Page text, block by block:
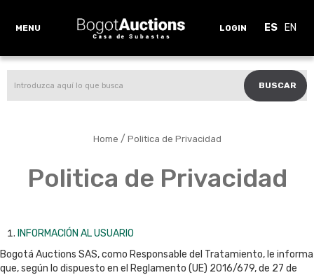
MENU LOGIN ES EN
BUSCAR
Home / Politica de Privacidad
Politica de Privacidad
INFORMACIÓN AL USUARIO
Bogotá Auctions SAS, como Responsable del Tratamiento, le informa
que, según lo dispuesto en el Reglamento (UE) 2016/679, de 27 de